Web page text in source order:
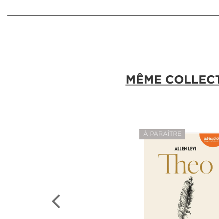
MÊME
À PARAÎTRE